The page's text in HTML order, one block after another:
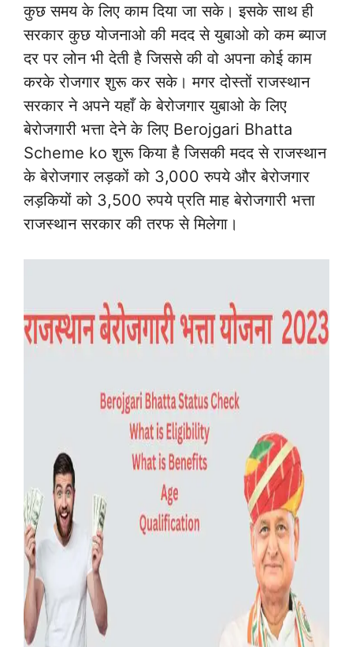
कुछ समय के लिए काम दिया जा सके। इसके साथ ही
सरकार कुछ योजनाओ की मदद से युबाओ को कम ब्याज
दर पर लोन भी देती है जिससे की वो अपना कोई काम
करके रोजगार शुरू कर सके। मगर दोस्तों राजस्थान
सरकार ने अपने यहाँ के बेरोजगार युबाओ के लिए
बेरोजगारी भत्ता देने के लिए Berojgari Bhatta
Scheme ko शुरू किया है जिसकी मदद से राजस्थान
के बेरोजगार लड़कों को 3,000 रुपये और बेरोजगार
लड़कियों को 3,500 रुपये प्रति माह बेरोजगारी भत्ता
राजस्थान सरकार की तरफ से मिलेगा।